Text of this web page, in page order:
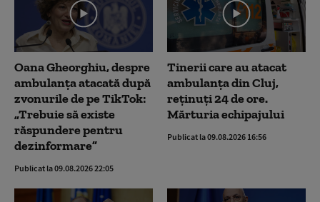
Oana Gheorghiu, despre
ambulanța atacată după
zvonurile de pe TikTok:
„Trebuie să existe
răspundere pentru
dezinformare”
Publicat la 09.08.2026 22:05
Tinerii care au atacat
ambulanța din Cluj,
reținuți 24 de ore.
Mărturia echipajului
Publicat la 09.08.2026 16:56